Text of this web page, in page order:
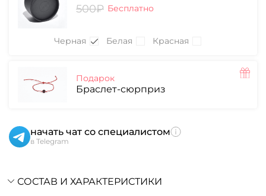
500₽ Бесплатно
Черная Белая Красная
Подарок
Браслет-сюрприз
начать чат со специалистом
в Telegram
СОСТАВ И ХАРАКТЕРИСТИКИ